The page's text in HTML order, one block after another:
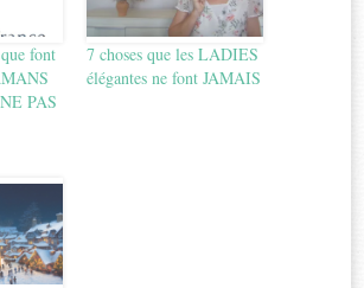
font
PAS
7 choses que les LADIES
élégantes ne font JAMAIS